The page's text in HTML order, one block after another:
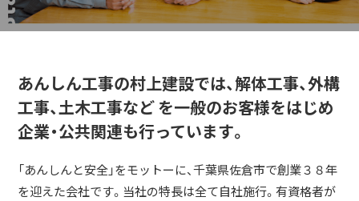
あんしん工事の村上建設では、解体工事、外構
工事、土木工事など を一般のお客様をはじめ
企業・公共関連も行っています。
「あんしんと安全」をモットーに、千葉県佐倉市で創業３８年
を迎えた会社です。当社の特長は全て自社施行。有資格者が